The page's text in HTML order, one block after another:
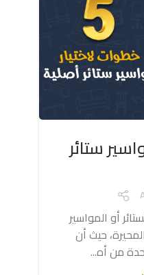
ستائر
أو المواسير
حيث أن
من أه...